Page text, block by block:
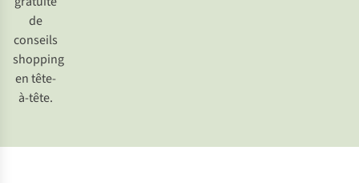
de
conseils
shopping
en tête-
à-tête.